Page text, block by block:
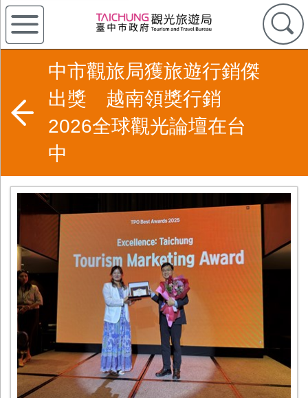
中市觀旅局獲旅遊行銷傑
出獎 越南領獎行銷
2026全球觀光論壇在台
中